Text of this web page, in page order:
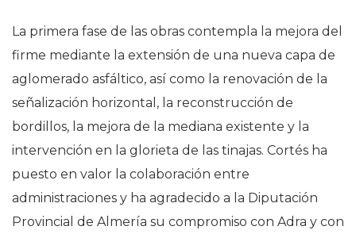
La primera fase de las obras contempla la mejora del
firme mediante la extensión de una nueva capa de
aglomerado asfáltico, así como la renovación de la
señalización horizontal, la reconstrucción de
bordillos, la mejora de la mediana existente y la
intervención en la glorieta de las tinajas. Cortés ha
puesto en valor la colaboración entre
administraciones y ha agradecido a la Diputación
Provincial de Almería su compromiso con Adra y con